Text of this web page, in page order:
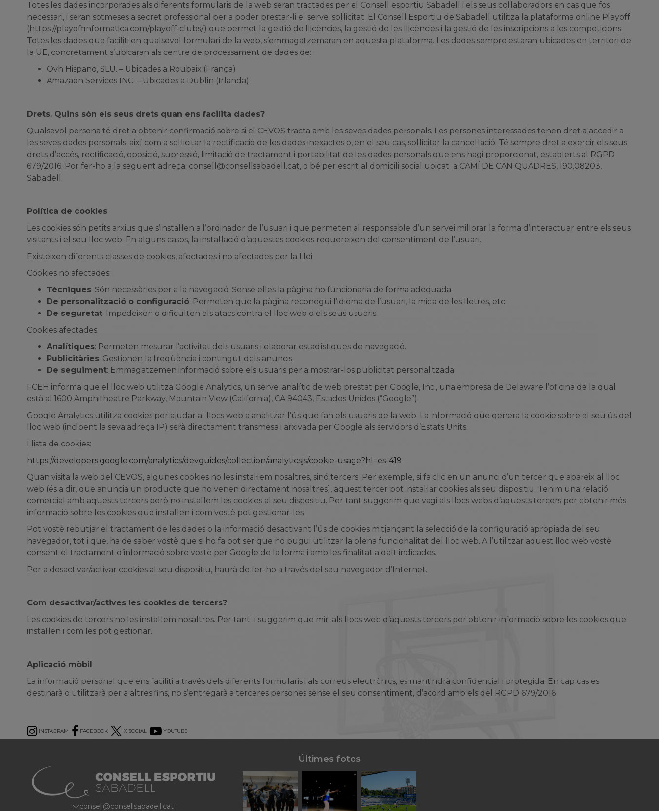
Totes les dades incorporades als diferents formularis de la web seran tractades per el Consell esportiu Sabadell i els seus col·laboradors en cas que fos
necessari, i seran sotmeses a secret professional per a poder prestar-li el servei sol·licitat. El Consell Esportiu de Sabadell utilitza la plataforma online Playoff
(https://playoffinformatica.com/playoff-clubs/) que permet la gestió de llicències, la gestió de les llicències i la gestió de les inscripcions a les competicions.
Totes les dades que faciliti en qualsevol formulari de la web, s’emmagatzemaran en aquesta plataforma. Les dades sempre estaran ubicades en territori de
la UE, concretament s’ubicaran als centre de processament de dades de:
Ovh Hispano, SLU. – Ubicades a Roubaix (França)
Amazaon Services INC. – Ubicades a Dublin (Irlanda)
Drets. Quins són els seus drets quan ens facilita dades?
Qualsevol persona té dret a obtenir confirmació sobre si el CEVOS tracta amb les seves dades personals. Les persones interessades tenen dret a accedir a
les seves dades personals, així com a sol·licitar la rectificació de les dades inexactes o, en el seu cas, sol·licitar la cancel·lació. Té sempre dret a exercir els seus
drets d’accés, rectificació, oposició, supressió, limitació de tractament i portabilitat de les dades personals que ens hagi proporcionat, establerts al RGPD
679/2016. Por fer-ho a la següent adreça: consell@consellsabadell.cat, o bé per escrit al domicili social ubicat a CAMÍ DE CAN QUADRES, 190.08203,
Sabadell.
Política de cookies
Les cookies són petits arxius que s’instal·len a l’ordinador de l’usuari i que permeten al responsable d’un servei millorar la forma d’interactuar entre els seus
visitants i el seu lloc web. En alguns casos, la instal·lació d’aquestes cookies requereixen del consentiment de l’usuari.
Existeixen diferents classes de cookies, afectades i no afectades per la Llei:
Cookies no afectades:
Tècniques: Són necessàries per a la navegació. Sense elles la pàgina no funcionaria de forma adequada.
De personalització o configuració: Permeten que la pàgina reconegui l’idioma de l’usuari, la mida de les lletres, etc.
De seguretat: Impedeixen o dificulten els atacs contra el lloc web o els seus usuaris.
Cookies afectades:
Analítiques: Permeten mesurar l’activitat dels usuaris i elaborar estadístiques de navegació.
Publicitàries: Gestionen la freqüència i contingut dels anuncis.
De seguiment: Emmagatzemen informació sobre els usuaris per a mostrar-los publicitat personalitzada.
FCEH informa que el lloc web utilitza Google Analytics, un servei analític de web prestat per Google, Inc., una empresa de Delaware l’oficina de la qual
està al 1600 Amphitheatre Parkway, Mountain View (California), CA 94043, Estados Unidos (“Google”).
Google Analytics utilitza cookies per ajudar al llocs web a analitzar l’ús que fan els usuaris de la web. La informació que genera la cookie sobre el seu ús del
lloc web (incloent la seva adreça IP) serà directament transmesa i arxivada per Google als servidors d’Estats Units.
Llista de cookies:
https://developers.google.com/analytics/devguides/collection/analyticsjs/cookie-usage?hl=es-419
Quan visita la web del CEVOS, algunes cookies no les instal·lem nosaltres, sinó tercers. Per exemple, si fa clic en un anunci d’un tercer que apareix al lloc
web (és a dir, que anuncia un producte que no venen directament nosaltres), aquest tercer pot instal·lar cookies als seu dispositiu. Tenim una relació
comercial amb aquests tercers però no instal·lem les cookies al seu dispositiu. Per tant suggerim que vagi als llocs webs d’aquests tercers per obtenir més
informació sobre les cookies que instal·len i com vostè pot gestionar-les.
Pot vostè rebutjar el tractament de les dades o la informació desactivant l’ús de cookies mitjançant la selecció de la configuració apropiada del seu
navegador, tot i que, ha de saber vostè que si ho fa pot ser que no pugui utilitzar la plena funcionalitat del lloc web. A l’utilitzar aquest lloc web vostè
consent el tractament d’informació sobre vostè per Google de la forma i amb les finalitat a dalt indicades.
Per a desactivar/activar cookies al seu dispositiu, haurà de fer-ho a través del seu navegador d’Internet.
Com desactivar/actives les cookies de tercers?
Les cookies de tercers no les instal·lem nosaltres. Per tant li suggerim que miri als llocs web d’aquests tercers per obtenir informació sobre les cookies que
instal·len i com les pot gestionar.
Aplicació mòbil
La informació personal que ens faciliti a través dels diferents formularis i als correus electrònics, es mantindrà confidencial i protegida. En cap cas es
destinarà o utilitzarà per a altres fins, no s’entregarà a terceres persones sense el seu consentiment, d’acord amb els del RGPD 679/2016
INSTAGRAM FACEBOOK X SOCIAL YOUTUBE
consell@consellsabadell.cat
Últimes fotos